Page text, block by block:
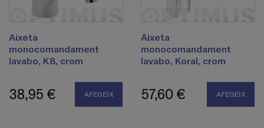
Aixeta
monocomandament
lavabo, K8, crom
38,95 € AFEGEIX
Aixeta
monocomandament
lavabo, Koral, crom
57,60 € AFEGEIX